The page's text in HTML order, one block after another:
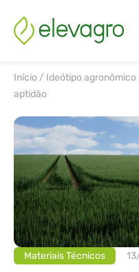
Início / Ideótipo agronômico
aptidão
Materiais Técnicos